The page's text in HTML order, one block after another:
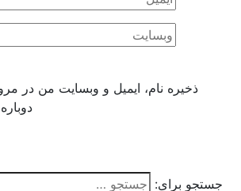
ذخیره نام، ایمیل و وبسایت من در
دوباره
برای: